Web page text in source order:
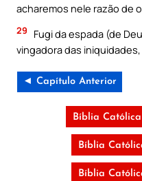
acharemos nele razão de
29
Fugi da espada (de
vingadora das
◄ Capítulo Anterior
Bíblia
Bíblia
Bíblia